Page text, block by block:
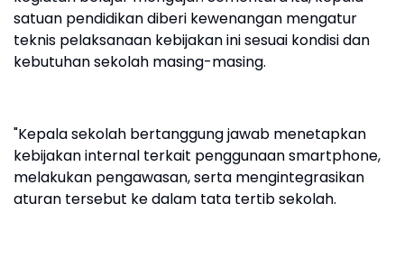
satuan pendidikan diberi kewenangan mengatur
teknis pelaksanaan kebijakan ini sesuai kondisi dan
kebutuhan sekolah masing-masing.
"Kepala sekolah bertanggung jawab menetapkan
kebijakan internal terkait penggunaan smartphone,
melakukan pengawasan, serta mengintegrasikan
aturan tersebut ke dalam tata tertib sekolah.